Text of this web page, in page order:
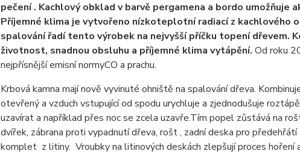
pečení . Kachlový obklad v barvě pergamena a bordo
Příjemné klima je vytvořeno nízkoteplotní radiací z
spalování řadí tento výrobek na nejvyšší příčku topení dřevem.
životnost, snadnou obsluhu a příjemné klima vytápění. Od roku
nejpřísnější emisní normyCO a prachu.
Krbová kamna mají nově vyvinuté ohniště na spalování dřeva.
otevřený a vzduch vstupující od spodu urychluje a zjednodušuje
uzavírat a například přes noc se zcela uzavře.Tím popel zůstává na
dvířek, zábrana proti vypadnutí dřeva, rošt , zadní deska pro
komplet z litiny. Vroubky na litinových deskách zlepšují proces hoření